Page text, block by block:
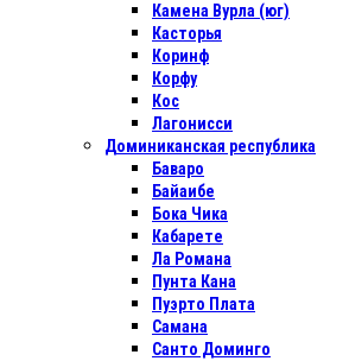
Камена Вурла (юг)
Касторья
Коринф
Корфу
Кос
Лагонисси
Доминиканская республика
Баваро
Байаибе
Бока Чика
Кабарете
Ла Романа
Пунта Кана
Пуэрто Плата
Самана
Санто Доминго